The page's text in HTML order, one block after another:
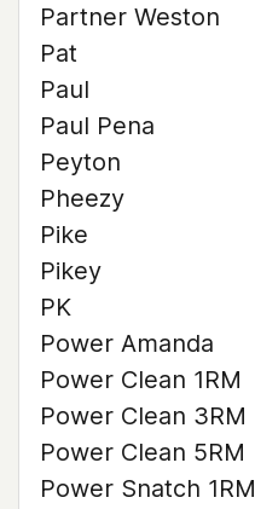
Partner Weston
Pat
Paul
Paul Pena
Peyton
Pheezy
Pike
Pikey
PK
Power Amanda
Power Clean 1RM
Power Clean 3RM
Power Clean 5RM
Power Snatch 1RM